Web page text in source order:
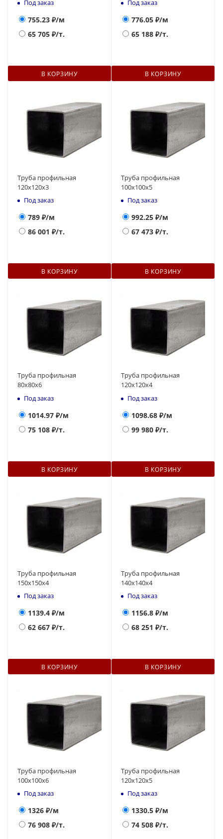
Под заказ
755.23 ₽/м
65 705 ₽/т.
В КОРЗИНУ
Под заказ
776.05 ₽/м
65 188 ₽/т.
В КОРЗИНУ
Труба профильная
120х120х3
Под заказ
789 ₽/м
86 001 ₽/т.
В КОРЗИНУ
Труба профильная
100х100х5
Под заказ
992.25 ₽/м
67 473 ₽/т.
В КОРЗИНУ
Труба профильная
80х80х6
Под заказ
1014.97 ₽/м
75 108 ₽/т.
В КОРЗИНУ
Труба профильная
120х120х4
Под заказ
1098.68 ₽/м
99 980 ₽/т.
В КОРЗИНУ
Труба профильная
150х150х4
Под заказ
1139.4 ₽/м
62 667 ₽/т.
В КОРЗИНУ
Труба профильная
140х140x4
Под заказ
1156.8 ₽/м
68 251 ₽/т.
В КОРЗИНУ
Труба профильная
100х100х6
Под заказ
1326 ₽/м
76 908 ₽/т.
Труба профильная
120х120х5
Под заказ
1330.5 ₽/м
74 508 ₽/т.